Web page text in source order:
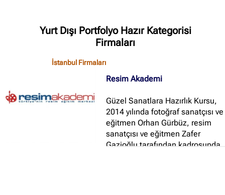
Yurt Dışı Portfolyo Hazır Kategorisi
Firmaları
İstanbul Firmaları
Resim Akademi
Güzel Sanatlara Hazırlık Kursu,
2014 yılında fotoğraf sanatçısı ve
eğitmen Orhan Gürbüz, resim
sanatçısı ve eğitmen Zafer
Gazioğlu tarafından kadrosunda
İstanbul Firmaları